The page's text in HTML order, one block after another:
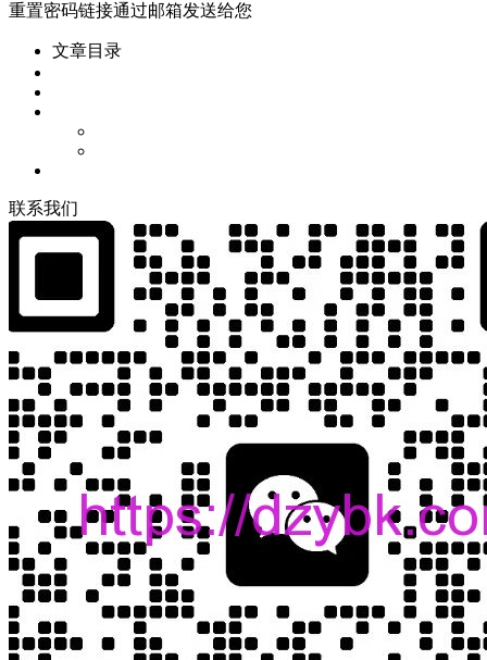
重置密码链接通过邮箱发送给您
文章目录
联系我们